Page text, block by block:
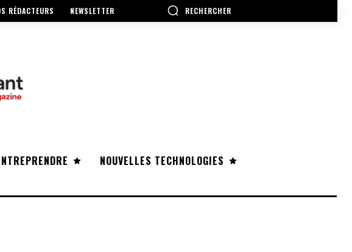
RÉDACTEURS NEWSLETTER RECHERCHER
NOUVELLES TECHNOLOGIES